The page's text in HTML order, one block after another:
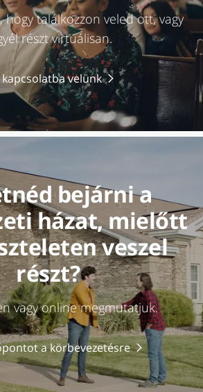
hogy találkozzon veled ott, vagy
részt virtuálisan.
velünk
bejárni a
házat, mielőtt
veszel
részt?
vagy online megmutatjuk.
a körbevezetésre